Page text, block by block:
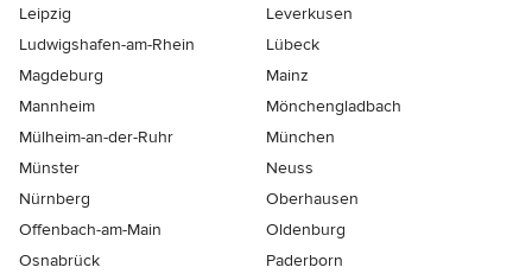
Leipzig
Leverkusen
Ludwigshafen-am-Rhein
Lübeck
Magdeburg
Mainz
Mannheim
Mönchen­gladbach
Mülheim-an-der-Ruhr
München
Münster
Neuss
Nürnberg
Oberhausen
Offenbach-am-Main
Oldenburg
Osnabrück
Paderborn